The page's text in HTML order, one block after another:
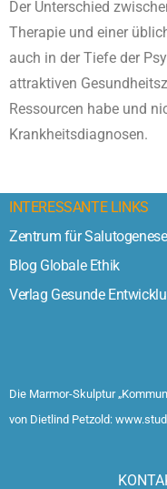
Der Unterschied
Therapie und einer
auch in der Tiefe der
attraktiven
Ressourcen habe und
Krankheitsdiagnosen.
INTERESSANTE LINKS
Zentrum für Salutogenese
Blog Globale Ethik
Verlag Gesunde
Die Marmor-Skulptur
von Dietlind Petzold: